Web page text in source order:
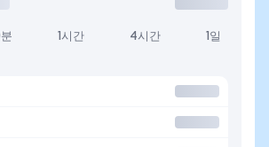
1시간 4시간 1일